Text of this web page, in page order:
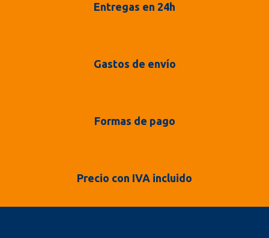
Entregas en 24h
Gastos de envío
Formas de pago
Precio con IVA incluido